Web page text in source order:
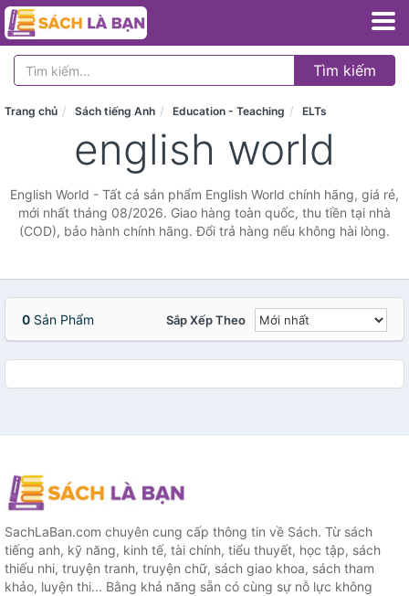
Tìm kiếm
Trang chủ Sách tiếng Anh Education - Teaching ELTs
english world
English World - Tất cả sản phẩm English World chính hãng, giá rẻ,
mới nhất tháng 08/2026. Giao hàng toàn quốc, thu tiền tại nhà
(COD), bảo hành chính hãng. Đổi trả hàng nếu không hài lòng.
0 Sản Phẩm Sắp Xếp Theo
SachLaBan.com chuyên cung cấp thông tin về Sách. Từ sách
tiếng anh, kỹ năng, kinh tế, tài chính, tiểu thuyết, học tập, sách
thiếu nhi, truyện tranh, truyện chữ, sách giao khoa, sách tham
khảo, luyện thi... Bằng khả năng sẵn có cùng sự nỗ lực không